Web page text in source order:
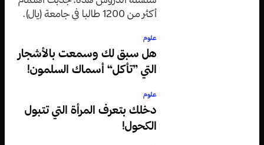
أكثر من 1200 طالبا في جامعة (يال).
علوم
هل سبق لك وسمعت بالأشجار
التي ”تأكل“ أسماك السلمون!
علوم
دخلك بتعرف المرأة التي تتبول
الكحول!